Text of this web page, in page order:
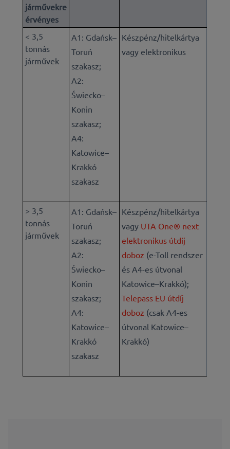
járművekre
érvényes
< 3,5
tonnás
járművek
A1: Gdańsk–
Toruń
szakasz;
A2:
Świecko–
Konin
szakasz;
A4:
Katowice–
Krakkó
szakasz
Készpénz/hitelkártya
vagy elektronikus
> 3,5
tonnás
járművek
A1: Gdańsk–
Toruń
szakasz;
A2:
Świecko–
Konin
szakasz;
A4:
Katowice–
Krakkó
szakasz
Készpénz/hitelkártya
vagy UTA One® next
elektronikus útdíj
doboz (e-Toll rendszer
és A4-es útvonal
Katowice–Krakkó);
Telepass EU útdíj
doboz (csak A4-es
útvonal Katowice–
Krakkó)